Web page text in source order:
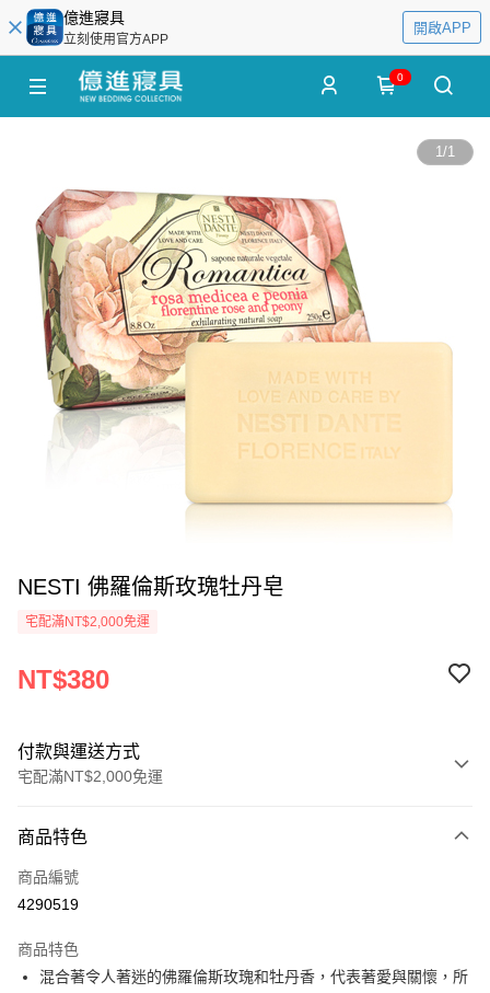
億進寢具
立刻使用官方APP
開啟APP
0
1/1
NESTI 佛羅倫斯玫瑰牡丹皂
宅配滿NT$2,000免運
NT$380
付款與運送方式
宅配滿NT$2,000免運
信用卡一次付款
LINE Pay
悠遊付
商品特色
商品編號
4290519
商品特色
混合著令人著迷的佛羅倫斯玫瑰和牡丹香，代表著愛與關懷，所